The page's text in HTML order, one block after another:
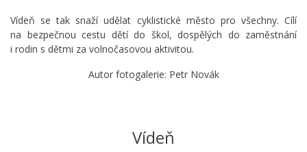
Vídeň se tak snaží udělat cyklistické město pro všechny. Cílí
na bezpečnou cestu dětí do škol, dospělých do zaměstnání
i rodin s dětmi za volnočasovou aktivitou.
Autor fotogalerie: Petr Novák
Vídeň